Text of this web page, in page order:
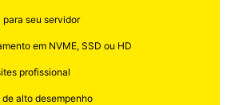
para seu servidor
em NVME, SSD ou HD
profissional
alto desempenho